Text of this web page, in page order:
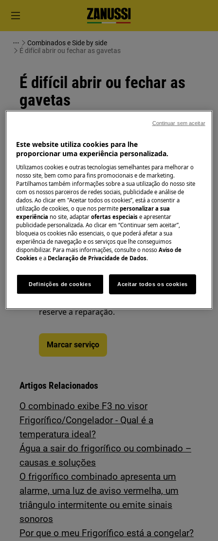
Combinados e Side by side
É difícil abrir ou fechar as gavetas
É difícil abrir ou fechar as
gavetas
O problema pode ser causado por alimentos
que estão a bloquear a abertura da gaveta ou
por alguma sujidade ou obstrução na calha.
Limpe a gaveta, as rodas e a calha para resolver
o problema.
Este artigo foi útil?
Não se preocupe. Aceda à nossa
reserve a reparação.
Marcar serviço
Artigos Relacionados
O combinado exibe F3 no visor
Frigorífico/Congelador - Qual é a
temperatura ideal?
Água a sair do frigorífico ou combinado –
causas e soluções
O frigorífico combinado apresenta um
alarme, uma luz de aviso vermelha, um
triângulo intermitente ou emite sinais
sonoros
Por que o meu Frigorífico está a congelar?
Este website utiliza cookies para lhe
proporcionar uma experiência personalizada.
Utilizamos cookies e outras tecnologias semelhantes para melhorar o
nosso site, bem como para fins promocionais e de marketing.
Partilhamos também informações sobre a sua utilização do nosso site
com os nossos parceiros de redes sociais, publicidade e análise de
dados. Ao clicar em "Aceitar todos os cookies”, está a consentir a
utilização de cookies, o que nos permitepersonalizar a sua
experiência no site, adaptarofertas especiaise apresentar
publicidade personalizada. Ao clicar em “Continuar sem aceitar”,
bloqueia os cookies não essenciais, o que poderá afetar a sua
experiência de navegação e os serviços que lhe conseguimos
disponibilizar. Para mais informações, consulte o nossoAviso de
Cookies e a Declaração de Privacidade de Dados.
Definições de cookies Aceitar todos os cookies
Continuar sem aceitar